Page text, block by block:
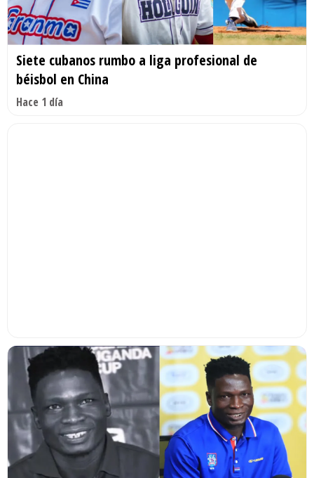
Siete cubanos rumbo a liga profesional de
béisbol en China
Hace 1 día